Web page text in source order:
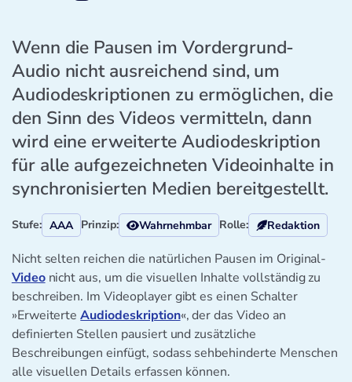
Wenn die Pausen im Vordergrund-
Audio nicht ausreichend sind, um
Audiodeskriptionen zu ermöglichen, die
den Sinn des Videos vermitteln, dann
wird eine erweiterte Audiodeskription
für alle aufgezeichneten Videoinhalte in
synchronisierten Medien bereitgestellt.
Stufe: AAA Prinzip: Wahrnehmbar Rolle: Redaktion
Nicht selten reichen die natürlichen Pausen im Original-
Videonicht aus, um die visuellen Inhalte vollständig zu
beschreiben. Im Videoplayer gibt es einen Schalter
»ErweiterteAudiodeskription«, der das Video an
definierten Stellen pausiert und zusätzliche
Beschreibungen einfügt, sodass sehbehinderte Menschen
alle visuellen Details erfassen können.